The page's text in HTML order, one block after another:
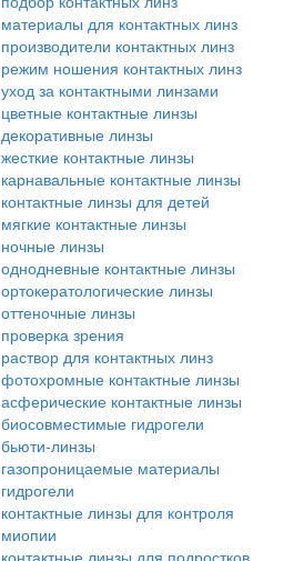
материалы для контактных линз
производители контактных линз
режим ношения контактных линз
уход за контактными линзами
цветные контактные линзы
декоративные линзы
жесткие контактные линзы
карнавальные контактные линзы
контактные линзы для детей
мягкие контактные линзы
ночные линзы
однодневные контактные линзы
ортокератологические линзы
оттеночные линзы
проверка зрения
раствор для контактных линз
фотохромные контактные линзы
асферические контактные линзы
биосовместимые гидрогели
бьюти-линзы
газопроницаемые материалы
гидрогели
контактные линзы для контроля
миопии